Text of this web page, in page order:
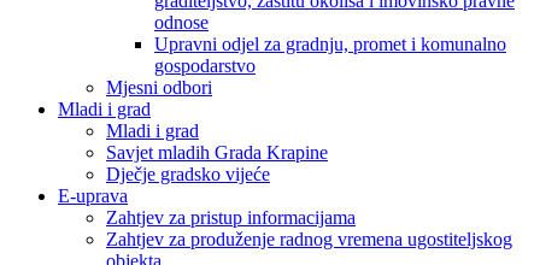
odnose
Upravni odjel za gradnju, promet i komunalno
gospodarstvo
Mjesni odbori
Mladi i grad
Mladi i grad
Savjet mladih Grada Krapine
Dječje gradsko vijeće
E-uprava
Zahtjev za pristup informacijama
Zahtjev za produženje radnog vremena ugostiteljskog
objekta